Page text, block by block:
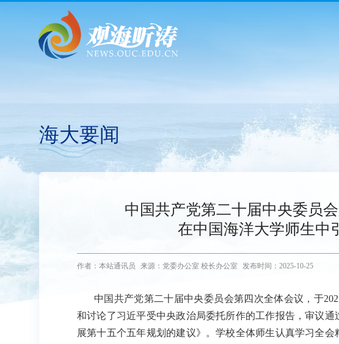
海大要闻
中国共产党第二十届中央委员
在中国海洋大学师生中
作者：本站通讯员 来源：党委办公室 校长办公室 发布时间：2025-10-25
中国共产党第二十届中央委员会第四次全体会议，于
和讨论了习近平受中央政治局委托所作的工作报告，审议
展第十五个五年规划的建议》。学校全体师生认真学习全